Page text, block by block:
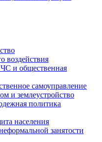
воздействия
и общественная
самоуправление
и землеустройство
политика
населения
занятости